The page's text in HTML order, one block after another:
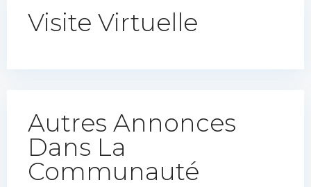
Visite Virtuelle
Autres Annonces
Dans La
Communauté​